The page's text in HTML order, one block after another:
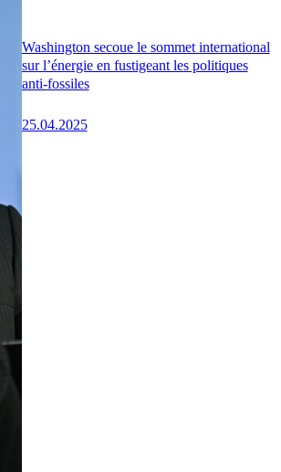
Washington secoue le sommet international
sur l’énergie en fustigeant les politiques
anti-fossiles
25.04.2025